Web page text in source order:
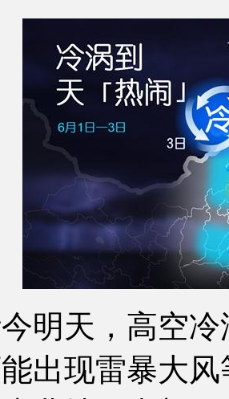
天，高空冷
出现雷暴大